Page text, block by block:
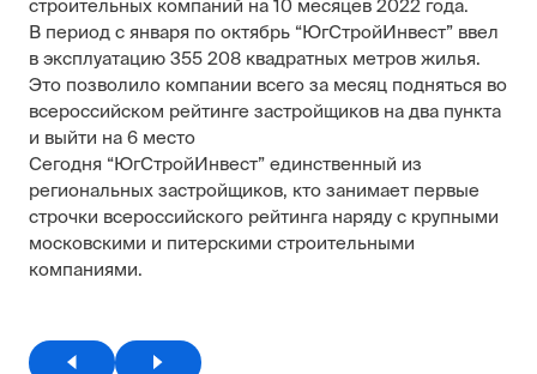
строительных компаний на 10 месяцев 2022 года.
В период с января по октябрь “ЮгСтройИнвест” ввел
в эксплуатацию 355 208 квадратных метров жилья.
Это позволило компании всего за месяц подняться во
всероссийском рейтинге застройщиков на два пункта
и выйти на 6 место
Сегодня “ЮгСтройИнвест” единственный из
региональных застройщиков, кто занимает первые
строчки всероссийского рейтинга наряду с крупными
московскими и питерскими строительными
компаниями.